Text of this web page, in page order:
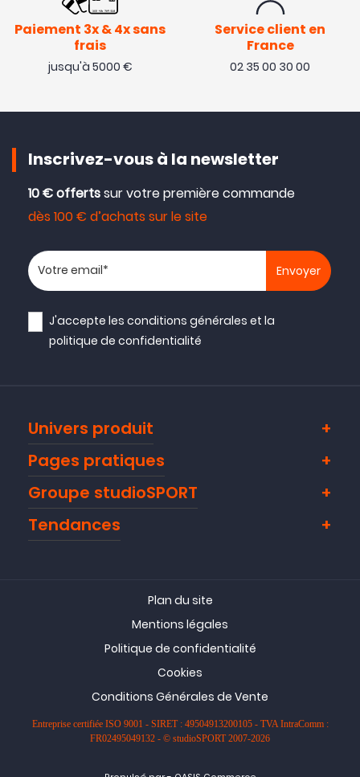
Paiement 3x & 4x sans
frais
jusqu'à 5000 €
Service client en
France
02 35 00 30 00
Inscrivez-vous à la newsletter
10 € offertssur votre première commande
dès 100 € d’achats sur le site
Votre adresse email
J'accepte lesconditions générales et la
politique de confidentialité
Univers produit
Pages pratiques
Groupe studioSPORT
Tendances
Plan du site
Mentions légales
Politique de confidentialité
Cookies
Conditions Générales de Vente
Entreprise certifiée ISO 9001 - SIRET : 49504913200105 - TVA IntraComm :
FR02495049132 - © studioSPORT 2007-2026